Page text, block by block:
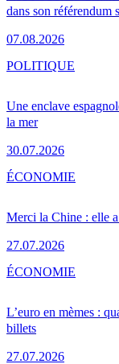
dans son référendum
07.08.2026
Une enclave
la mer
30.07.2026
POLITIQUE
Merci la Chine : elle
27.07.2026
ÉCONOMIE
L’euro en mèmes :
billets
27.07.2026
ÉCONOMIE